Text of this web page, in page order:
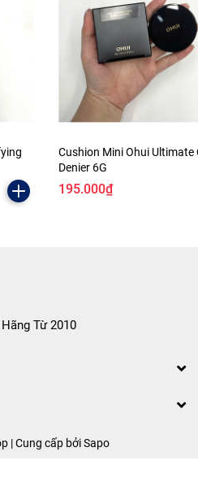
Cushion Mini Ohui Ultimate
Denier 6G
195.000₫
Từ 2010
| Cung cấp bởiSapo